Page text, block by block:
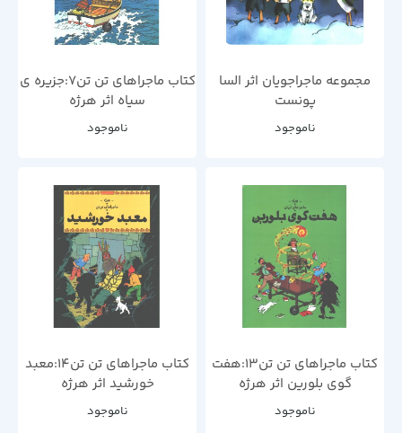
مجموعه ماجراجویان اثر السا
پونست
ناموجود
کتاب ماجراهای تن تن7:جزیره ی
سیاه اثر هرژه
ناموجود
کتاب ماجراهای تن تن13:هفت
گوی بلورین اثر هرژه
ناموجود
کتاب ماجراهای تن تن14:معبد
خورشید اثر هرژه
ناموجود